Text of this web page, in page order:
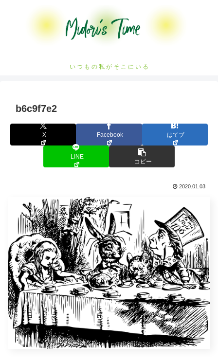
い つ も の 私 が そ こ に い る
b6c9f7e2
X Facebook はてブ
LINE
コピー
2020.01.03